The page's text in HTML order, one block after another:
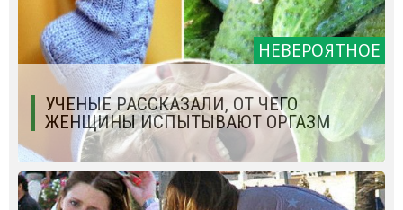
НЕВЕРОЯТНОЕ
УЧЕНЫЕ РАССКАЗАЛИ, ОТ ЧЕГО
ЖЕНЩИНЫ ИСПЫТЫВАЮТ ОРГАЗМ